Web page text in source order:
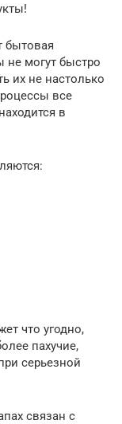
бытовая
не могут быстро
их не настолько
все
в
что угодно,
пахучие,
серьезной
связан с